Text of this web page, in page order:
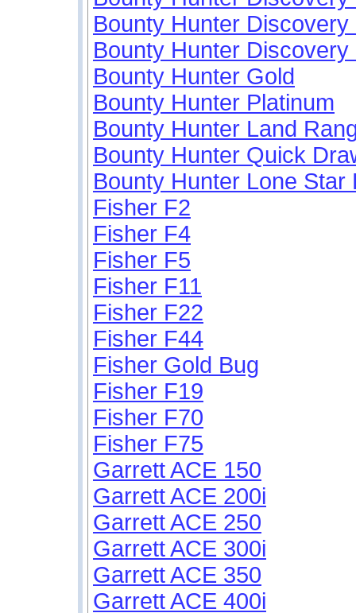
Bounty Hunter Discovery
Bounty Hunter Discovery
Bounty Hunter Gold
Bounty Hunter Platinum
Bounty Hunter Land
Bounty Hunter Quick
Bounty Hunter Lone Star
Fisher F2
Fisher F4
Fisher F5
Fisher F11
Fisher F22
Fisher F44
Fisher Gold Bug
Fisher F19
Fisher F70
Fisher F75
Garrett ACE 150
Garrett ACE 200i
Garrett ACE 250
Garrett ACE 300i
Garrett ACE 350
Garrett ACE 400i